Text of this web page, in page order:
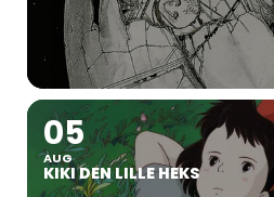
05
AUG
KIKI DEN LILLE HEKS